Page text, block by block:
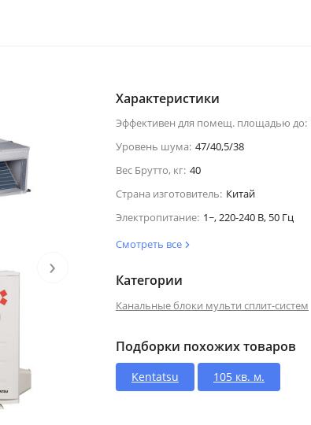
›
Характеристики
Эффективен для помещ. площадью до:
Уровень шума: 47/40,5/38
Вес Брутто, кг: 40
Страна изготовитель: Китай
Электропитание: 1~, 220-240 В, 50 Гц
Смотреть все
Категории
Канальные блоки мульти сплит-систем
Подборки похожих товаров
Kentatsu 105 кв. м.